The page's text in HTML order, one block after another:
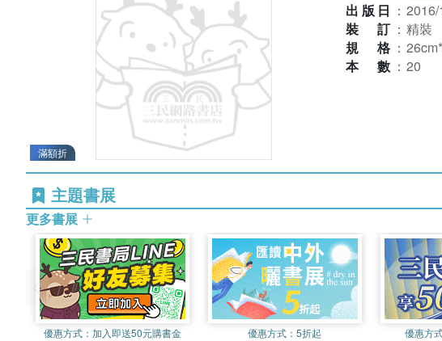
滿額折
出版日 ：
裝訂 ： 精裝
規格 ：
本數 ： 20
主題書展
更多書展
優惠方式： 加入即送50元購書金 優惠方式：5折起 優惠方